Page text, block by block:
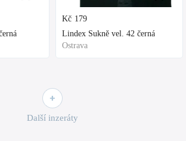
Kč 179
Lindex Sukně vel. 42 černá
Ostrava
Další inzeráty